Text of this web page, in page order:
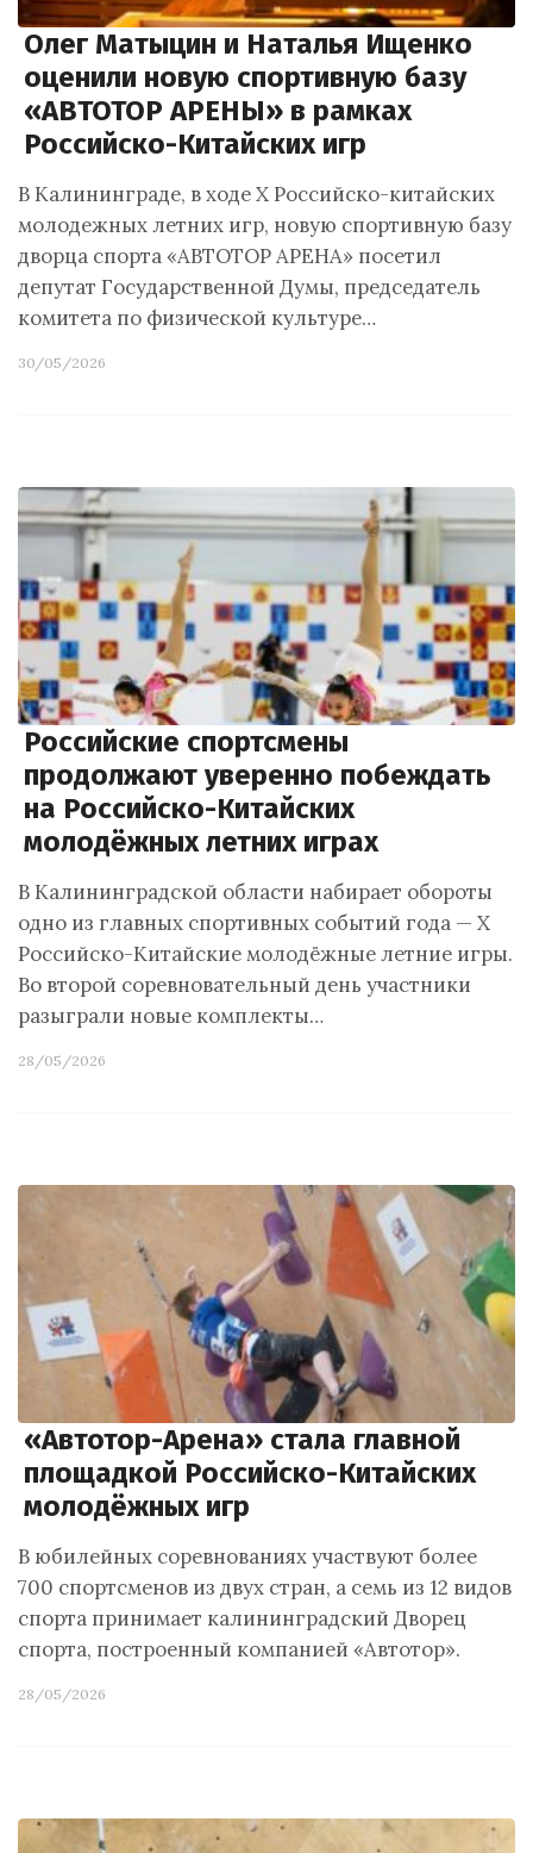
Олег Матыцин и Наталья Ищенко
оценили новую спортивную базу
«АВТОТОР АРЕНЫ» в рамках
Российско-Китайских игр
В Калининграде, в ходе X Российско-китайских
молодежных летних игр, новую спортивную базу
дворца спорта «АВТОТОР АРЕНА» посетил
депутат Государственной Думы, председатель
комитета по физической культуре…
30/05/2026
Российские спортсмены
продолжают уверенно побеждать
на Российско-Китайских
молодёжных летних играх
В Калининградской области набирает обороты
одно из главных спортивных событий года — X
Российско-Китайские молодёжные летние игры.
Во второй соревновательный день участники
разыграли новые комплекты…
28/05/2026
«Автотор-Арена» стала главной
площадкой Российско-Китайских
молодёжных игр
В юбилейных соревнованиях участвуют более
700 спортсменов из двух стран, а семь из 12 видов
спорта принимает калининградский Дворец
спорта, построенный компанией «Автотор».
28/05/2026